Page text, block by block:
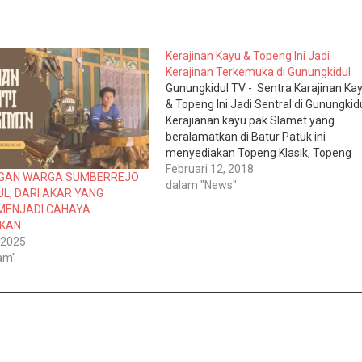
WARGA SUMBERREJO
DARI AKAR YANG
CAHAYA
Kerajinan Kayu & Topeng Ini Jadi
Kerajinan Terkemuka di Gunungkidul
Gunungkidul TV - Sentra Karajinan
& Topeng Ini Jadi Sentral di
Kerajianan kayu pak Slamet yang
beralamatkan di Batur Patuk ini
menyediakan Topeng Klasik, Topeng
Batik, Menong, Patung, Loro Blonyo, dll.
Dengan 15 orang pekerja dalam
Februari 12, 2018
dalam "News"